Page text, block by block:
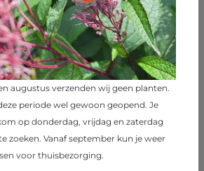
augustus verzenden wij geen planten.
periode wel gewoon geopend. Je
op donderdag, vrijdag en zaterdag
zoeken. Vanaf september kun je weer
voor thuisbezorging.